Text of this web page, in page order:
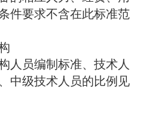
备配置、核与辐
，有能力的地区
环境监测与监察
辐射环境监测与